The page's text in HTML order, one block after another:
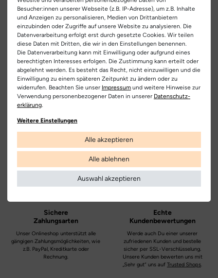
leicht gepolsterte Schaftabschluss bietet zusätzlichen Komfort.
Ein besonderes Highlight ist der Naturino Sand Effect, der die
natürliche Situation beim Laufen im Meeressand nachempfindet.
So unterstützt dieser Schuh optimal die Entwicklung des
Fußgewölbes und der Gelenke. Die herausnehmbare,
anatomische und antibakterielle Innensohle sorgt für Hygiene
und Komfort.
Dank der robusten, hochgezogenen Gummilaufsohle bietet
dieser Schuh sicheren Halt bei den ersten Schritten. Vertraue
kleinen Abenteurer.
Artikel-ID: 26789
Artikel-Nr.: 333500006
Schuhart: Schnürschuh/Klettschuh
Bezeichnung: Naturino Cocoon
Obermaterial: Glattleder
Innenfutter:
Decksohle: Leder
Laufsohle: Gummi
Farbe: beerenrot
Verschluss: Schnürsenkel
EU Verantwortlicher
Falc Spa
C.da San Domenico 24, 62012 Civitanova Marcha Alta (MC),
Italia
00390733790790
Hersteller
Naturino
Teilen
Kostenlose
Lieferung
Die Lieferung innerhalb Deutschlands
versandkostenfrei und erfolgt mit
DHL.
Wir verkaufen nur Origininalprodukte,
die direkt vom Hersteller bezogen
werden, in unseren Regalen liegen und
Sichere
Zahlungsarten
Unser Onlineshop unterstützt alle
gängigen Zahlungsmöglichkeiten, wie
z.B. PayPal, Kreditkarte oder
Rechnung.
Echte
Kundenbewertungen
Werde auch Du einer unserer
zufriedenen Kunden und bestelle
sicher per SSL-Verschlüsselung.
Unsere Kunden bewerten uns mit
„Sehr gut“ uns auf Trusted Shops.
Besucher:innen unserer Webseite (z.B. IP-Adresse), um z.B. Inhalte
und Anzeigen zu personalisieren, Medien von Drittanbietern
einzubinden oder Zugriffe auf unsere Website zu analysieren. Die
Datenverarbeitung erfolgt erst durch gesetzte Cookies. Wir teilen
diese Daten mit Dritten, die wir in den Einstellungen benennen.
Die Datenverarbeitung kann mit Einwilligung oder aufgrund eines
berechtigten Interesses erfolgen. Die Zustimmung kann erteilt oder
abgelehnt werden. Es besteht das Recht, nicht einzuwilligen und die
Einwilligung zu einem späteren Zeitpunkt zu ändern oder zu
widerrufen. Beachten Sie unser Impressum und weitere Hinweise zur
Verwendung personenbezogener Daten in unserer Daten­schutz­
erklärung
Weitere Einstellungen
Alle akzeptieren
Alle ablehnen
Auswahl akzeptieren